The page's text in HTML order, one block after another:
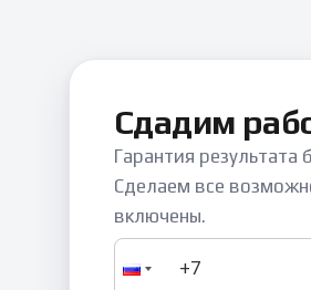
Сдадим
Гарантия
Сделаем все
включены.